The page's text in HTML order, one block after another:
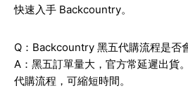
快速入手 Backcountry。
Q：Backcountry 黑五代購流程是否
A：黑五訂單量大，官方常延遲出貨
代購流程，可縮短時間。